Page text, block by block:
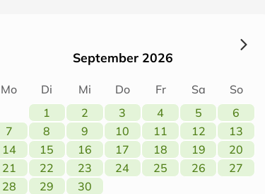
September 2026
Mo Di Mi Do Fr Sa
So
1
2 3 4 5
6
7
8 9 10 11 12
13
14
15 16 17 18 19
20
21
22 23 24 25 26
27
28
29 30